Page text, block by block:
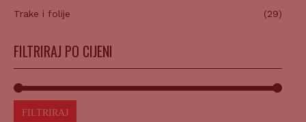
Trake i folije (29)
FILTRIRAJ PO CIJENI
FILTRIRAJ